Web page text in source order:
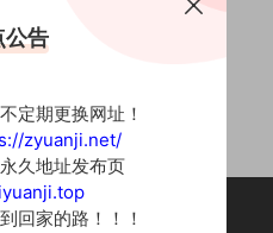
公告
定期更换网址！
zyuanji.net/
久地址发布页
回家的路！！！